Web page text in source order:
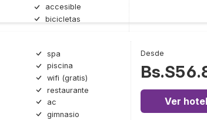
accesible
bicicletas
spa
piscina
wifi (gratis)
restaurante
ac
gimnasio
Desde
Ver hotel